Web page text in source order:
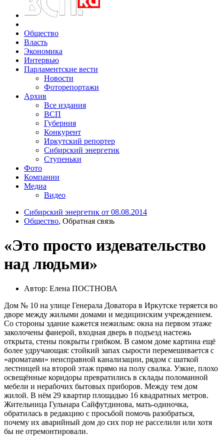
Общество
Власть
Экономика
Интервью
Парламентские вести
Новости
Фоторепортажи
Архив
Все издания
ВСП
Губерния
Конкурент
Иркутский репортер
Сибирский энергетик
Ступеньки
Фото
Компании
Медиа
Видео
Сибирский энергетик от 08.08.2014
Общество, Обратная связь
«Это просто издевательство
над людьми»
Автор: Елена ПОСТНОВА
Дом № 10 на улице Генерала Доватора в Иркутске теряется во
дворе между жилыми домами и медицинским учреждением.
Со стороны здание кажется нежилым: окна на первом этаже
заколочены фанерой, входная дверь в подъезд настежь
открыта, стены покрыты грибком. В самом доме картина ещё
более удручающая: стойкий запах сырости перемешивается с
«ароматами» неисправной канализации, рядом с шаткой
лестницей на второй этаж прямо на полу свалка. Узкие, плохо
освещённые коридоры превратились в склады поломанной
мебели и нерабочих бытовых приборов. Между тем дом
жилой. В нём 29 квартир площадью 16 квадратных метров.
Жительница Гульнара Сайфутдинова, мать-одиночка,
обратилась в редакцию с просьбой помочь разобраться,
почему их аварийный дом до сих пор не расселили или хотя
бы не отремонтировали.